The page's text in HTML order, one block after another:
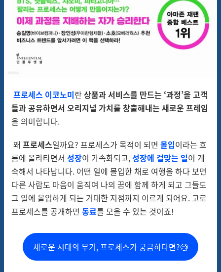
프로세스 이코노미란상품과 서비스를 만드는 ‘과정’을 고객
들과 공유하면서 오리지널 가치를 창출해내는 새로운 프레임
을 의미합니다.
왜 프로세스일까요? 프로세스가 목적이 되면 몰입이라는 흐
름에 올라타면서 성장이 가속화되고,성장에 걸맞는 일이 계
속해서 나타납니다. 어떤 일에 몰입한 채로 여행을 하다 보면
다른 사람도 마음이 움직여 나의 꿈에 함께 하게 되고 그들도
그 일에 몰입하게 되는 거대한 지점까지 이르게 되어요. 고로
프로세스를 공개하면 동료를 모을 수 있는 것이죠!
새로운 시대의 무기, 프로세스가 궁금하다면?🧐